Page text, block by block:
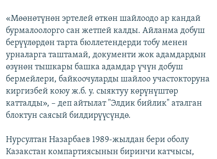
«Мөөнөтүнөн эртелей өткөн шайлоодо ар кандай
бурмалоолорго сан жетпей калды. Айланма добуш
берүүлөрдөн тарта бюллетендерди тобу менен
урналарга таштамай, документи жок адамдардын
өзүнөн тышкары башка адамдар үчүн добуш
бермейлери, байкоочуларды шайлоо участокторуна
киргизбей коюу ж.б. у. сыяктуу көрүнүштөр
катталды», – деп айтылат "Элдик бийлик" аталган
блоктун саясый билдирүүсүндө.
Нурсултан Назарбаев 1989-жылдан бери оболу
Казакстан компартиясынын биринчи катчысы,